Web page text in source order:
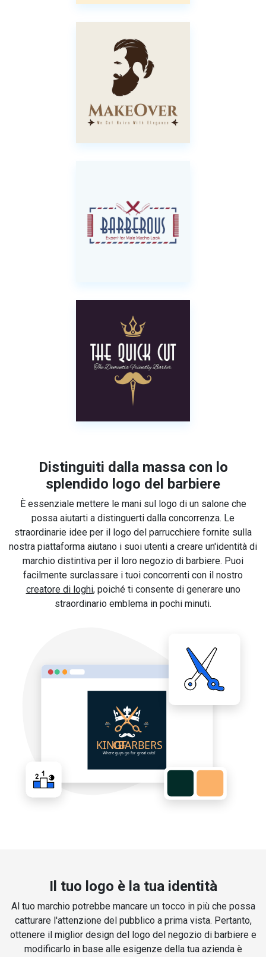
Distinguiti dalla massa con lo
splendido logo del barbiere
È essenziale mettere le mani sul logo di un salone che
possa aiutarti a distinguerti dalla concorrenza. Le
straordinarie idee per il logo del parrucchiere fornite sulla
nostra piattaforma aiutano i suoi utenti a creare un'identità di
marchio distintiva per il loro negozio di barbiere. Puoi
facilmente surclassare i tuoi concorrenti con il nostro
creatore di loghi, poiché ti consente di generare uno
straordinario emblema in pochi minuti.
Il tuo logo è la tua identità
Al tuo marchio potrebbe mancare un tocco in più che possa
catturare l'attenzione del pubblico a prima vista. Pertanto,
ottenere il miglior design del logo del negozio di barbiere e
modificarlo in base alle esigenze della tua azienda è